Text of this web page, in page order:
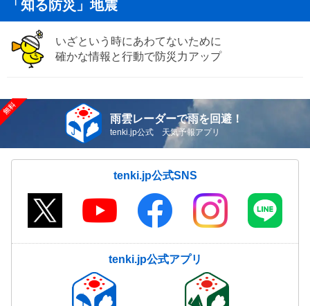
「知る防災」地震
いざという時にあわてないために
確かな情報と行動で防災力アップ
雨雲レーダーで雨を回避！
tenki.jp公式 天気予報アプリ
tenki.jp公式SNS
tenki.jp公式アプリ